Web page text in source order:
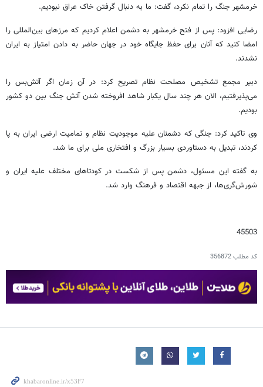
خرمشهر جنگ را تمام نکرد، گفت: ما به دنبال گرفتن خاک عراق نبودیم.
رضایی افزود: پس از فتح خرمشهر به دشمن اعلام کردیم که مرزهای بین‌المللی را
امضا کنید که آنان برای حفظ جایگاه خود در جهان حاضر به دادن امتیاز به ایران
نشدند.
دبیر مجمع تشخیص مصلحت نظام تصریح کرد: در آن زمان اگر آتش‌بس را
می‌پذیرفتیم، الان هر چند سال یکبار شاهد افروخته شدن آتش جنگ بین دو کشور
بودیم.
وی تاکید کرد: جنگی که دشمنان علیه موجودیت نظام و تمامیت ارضی ایران به پا
کردند، تبدیل به دستاوردی بسیار بزرگ و افتخاری ملی برای ما شد.
به گفته این مسئول، دشمن پس از شکست در کودتاهای مختلف علیه ایران و
شورش‌گری‌ها، از جبهه اقتصاد و فرهنگ وارد شد.
45503
کد مطلب356872